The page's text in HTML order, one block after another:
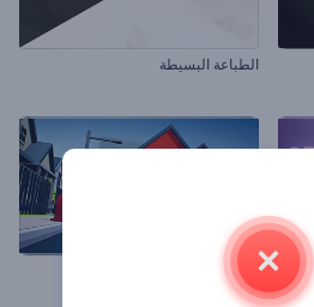
الطباعة البسيطة
شعار بيكسلات آركاد الملهم